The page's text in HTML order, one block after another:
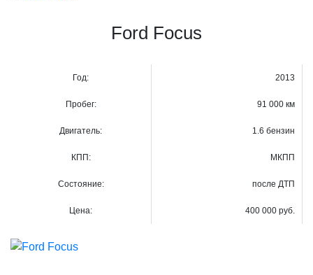
Ford Focus
Год: 2013
Пробег: 91 000 км
Двигатель: 1.6 бензин
КПП: МКПП
Состояние: после ДТП
Цена: 400 000 руб.